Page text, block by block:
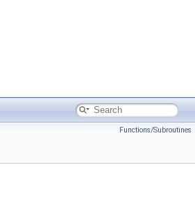
Functions/Subroutines